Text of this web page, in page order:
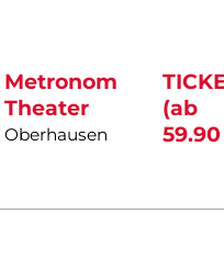
Metronom
Theater
Oberhausen
(ab